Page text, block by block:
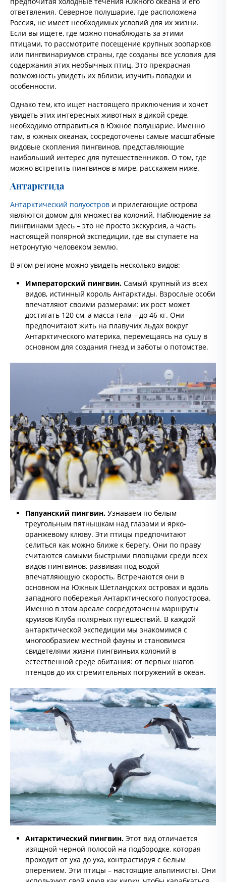
ответвления. Северное полушарие, где расположена
Россия, не имеет необходимых условий для их жизни.
Если вы ищете, где можно понаблюдать за этими
птицами, то рассмотрите посещение крупных зоопарков
или пингвинариумов страны, где созданы все условия для
содержания этих необычных птиц. Это прекрасная
возможность увидеть их вблизи, изучить повадки и
особенности.
Однако тем, кто ищет настоящего приключения и хочет
увидеть этих интересных животных в дикой среде,
необходимо отправиться в Южное полушарие. Именно
там, в южных океанах, сосредоточены самые масштабные
видовые скопления пингвинов, представляющие
наибольший интерес для путешественников. О том, где
можно встретить пингвинов в мире, расскажем ниже.
Антарктида
Антарктический полуостров и прилегающие острова
являются домом для множества колоний. Наблюдение за
пингвинами здесь – это не просто экскурсия, а часть
настоящей полярной экспедиции, где вы ступаете на
нетронутую человеком землю.
В этом регионе можно увидеть несколько видов:
Императорский пингвин. Самый крупный из всех
видов, истинный король Антарктиды. Взрослые особи
впечатляют своими размерами: их рост может
достигать 120 см, а масса тела – до 46 кг. Они
предпочитают жить на плавучих льдах вокруг
Антарктического материка, перемещаясь на сушу в
основном для создания гнезд и заботы о потомстве.
Папуанский пингвин. Узнаваем по белым
треугольным пятнышкам над глазами и ярко-
оранжевому клюву. Эти птицы предпочитают
селиться как можно ближе к берегу. Они по праву
считаются самыми быстрыми пловцами среди всех
видов пингвинов, развивая под водой
впечатляющую скорость. Встречаются они в
основном на Южных Шетландских островах и вдоль
западного побережья Антарктического полуострова.
Именно в этом ареале сосредоточены маршруты
круизов Клуба полярных путешествий. В каждой
антарктической экспедиции мы знакомимся с
многообразием местной фауны и становимся
свидетелями жизни пингвиньих колоний в
естественной среде обитания: от первых шагов
птенцов до их стремительных погружений в океан.
Антарктический пингвин. Этот вид отличается
изящной черной полосой на подбородке, которая
проходит от уха до уха, контрастируя с белым
оперением. Эти птицы – настоящие альпинисты. Они